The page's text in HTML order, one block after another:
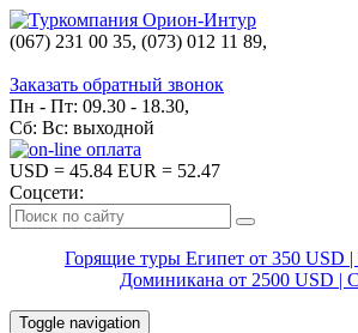
(067) 231 00 35, (073) 012 11 89,
Заказать обратный звонок
Пн - Пт: 09.30 - 18.30,
Сб: Вс: выходной
USD = 45.84 EUR = 52.47
Соцсети:
Горящие туры Египет от 350 USD
Доминикана от 2500 USD |
Toggle navigation